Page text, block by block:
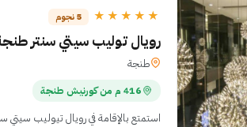
★★★★★ 5 نجوم
رويال توليب سيتي سنتر
طنجة
416 م من كورنيش طنجة
استمتع بالإقامة في رويال تيوليب